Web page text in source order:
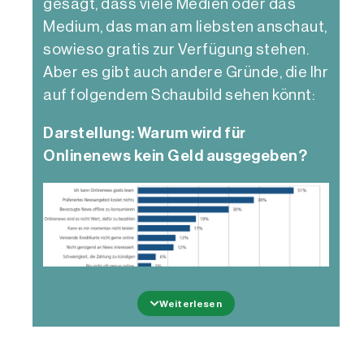
gesagt, dass viele Medien oder das
Medium, das man am liebsten anschaut,
sowieso gratis zur Verfügung stehen.
Aber es gibt auch andere Gründe, die Ihr
auf folgendem Schaubild sehen könnt:
Darstellung: Warum wird für
Onlinenews kein Geld ausgegeben?
Weiterlesen